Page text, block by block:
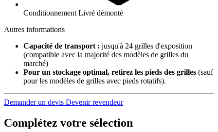
Conditionnement Livré démonté
Autres informations
Capacité de transport : jusqu'à 24 grilles d'exposition
(compatible avec la majorité des modèles de grilles du
marché)
Pour un stockage optimal, retirez les pieds des grilles (sauf
pour les modèles de grilles avec pieds rotatifs).
Demander un devis Devenir revendeur
Complétez votre sélection